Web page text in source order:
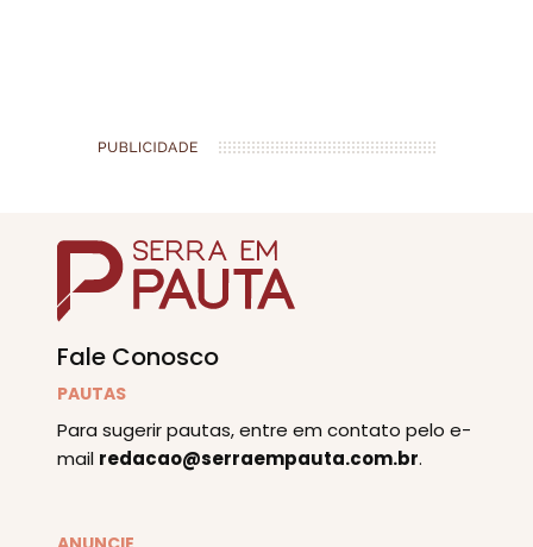
Fale Conosco
PAUTAS
Para sugerir pautas, entre em contato pelo e-
mail redacao@serraempauta.com.br.